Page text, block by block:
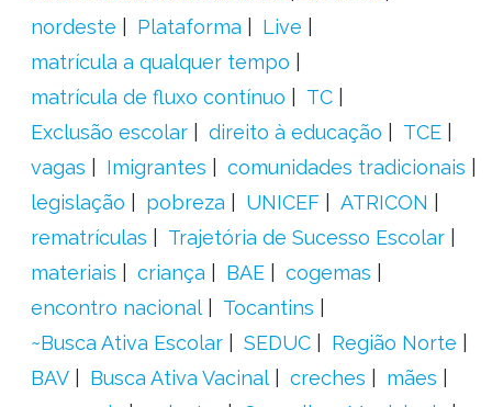
nordeste
Plataforma
Live
matrícula a qualquer tempo
matrícula de fluxo contínuo
TC
Exclusão escolar
direito à educação
TCE
vagas
Imigrantes
comunidades tradicionais
legislação
pobreza UNICEF
ATRICON
rematrículas
Trajetória de Sucesso Escolar
materiais
criança BAE
cogemas
encontro nacional
Tocantins
~Busca Ativa Escolar
SEDUC
Região Norte
BAV
Busca Ativa Vacinal creches
mães